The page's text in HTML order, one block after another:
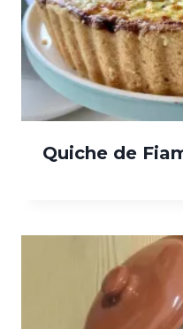
Quiche de